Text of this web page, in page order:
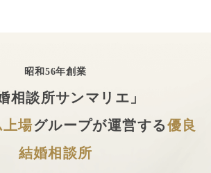
昭和56年創業
相談所サンマリエ」
上場グループが運営する優良
結婚相談所